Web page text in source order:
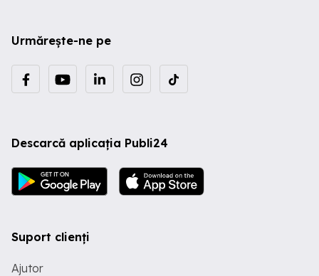
Urmărește-ne pe
Descarcă aplicația Publi24
Suport clienți
Ajutor